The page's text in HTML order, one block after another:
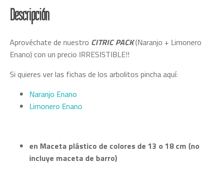
Descripción
Aprovéchate de nuestro CITRIC PACK(Naranjo + Limonero
Enano) con un precio IRRESISTIBLE!!
Si quieres ver las fichas de los arbolitos pincha aquí:
Naranjo Enano
Limonero Enano
en Maceta plástico de colores de 13 o 18 cm (no
incluye maceta de barro)